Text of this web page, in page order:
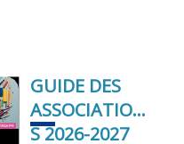
GUIDE DES
ASSOCIATION
S 2026-2027